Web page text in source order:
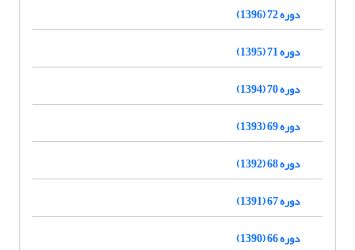
دوره 72 (1396)
دوره 71 (1395)
دوره 70 (1394)
دوره 69 (1393)
دوره 68 (1392)
دوره 67 (1391)
دوره 66 (1390)